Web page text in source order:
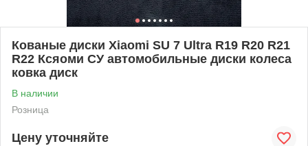
Кованые диски Xiaomi SU 7 Ultra R19 R20 R21
R22 Ксяоми СУ автомобильные диски колеса
ковка диск
В наличии
Розница
Цену уточняйте